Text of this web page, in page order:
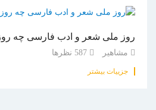
روز ملی شعر و ادب فارسی چه
مشاهیر 587 نظرها
جزییات بیشتر